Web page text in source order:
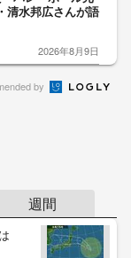
清水邦広さんが語
2026年8月9日
by
週間
は